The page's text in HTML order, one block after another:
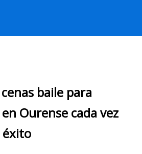
baile para
Ourense cada vez
éxito